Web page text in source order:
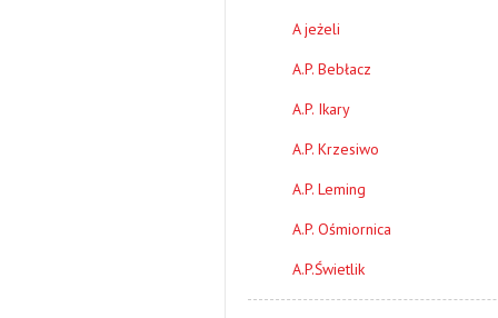
A jeżeli
A.P. Bebłacz
A.P. Ikary
A.P. Krzesiwo
A.P. Leming
A.P. Ośmiornica
A.P.Świetlik